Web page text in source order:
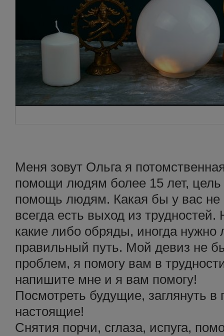
Меня зовут Ольга я
помощи людям более 15 лет,
помощь людям. Какая бы у вас
всегда есть выход из
какие либо обряды, иногда нужно
правильный путь. Мой девиз не
проблем, я помогу вам в
напишите мне и я вам помогу!
Посмотреть будущие, заглянуть
настоящие!
Снятия порчи, сглаза, испуга,